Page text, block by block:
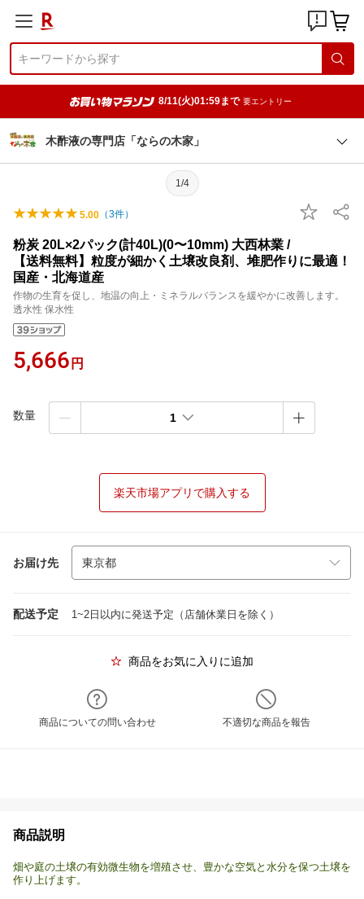
8/11(火)01:59まで 要エントリー
木酢液の専門店「ならの木家」
1/4
5.00 （3件）
粉炭 20L×2パック(計40L)(0〜10mm) 大西林業 /
【送料無料】粒度が細かく土壌改良剤、堆肥作りに最適！
国産・北海道産
作物の生育を促し、地温の向上・ミネラルバランスを緩やかに改善します。
透水性 保水性
5,666 円
数量 1
楽天市場アプリで購入する
お届け先
配送予定 1~2日以内に発送予定（店舗休業日を除く）
商品をお気に入りに追加
商品についての問い合わせ 不適切な商品を報告
商品説明
畑や庭の土壌の有効微生物を増殖させ、豊かな空気と水分を保つ土壌を
作り上げます。